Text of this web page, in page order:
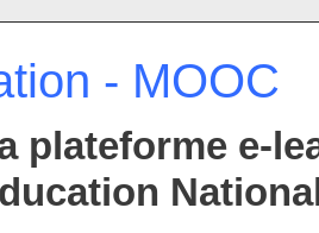
- MOOC
plateforme e-